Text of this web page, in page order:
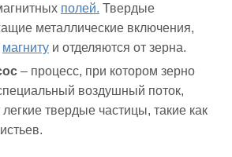
полей. Твердые
металлические включения,
магниту и отделяются от зерна.
– процесс, при котором зерно
воздушный поток,
твердые частицы, такие как